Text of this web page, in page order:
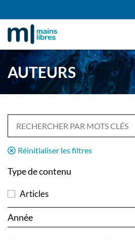
Skip
PARTENAIRES
AUTEURS
Réinitialiser les filtres
Type de contenu
Articles
Année